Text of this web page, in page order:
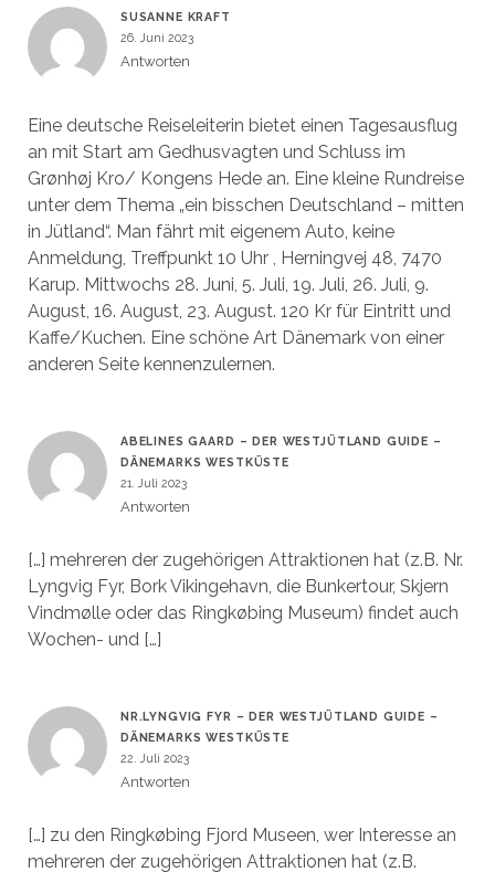
SUSANNE KRAFT
26. Juni 2023
Antworten
Eine deutsche Reiseleiterin bietet einen Tagesausflug
an mit Start am Gedhusvagten und Schluss im
Grønhøj Kro/ Kongens Hede an. Eine kleine Rundreise
unter dem Thema „ein bisschen Deutschland – mitten
in Jütland“. Man fährt mit eigenem Auto, keine
Anmeldung, Treffpunkt 10 Uhr , Herningvej 48, 7470
Karup. Mittwochs 28. Juni, 5. Juli, 19. Juli, 26. Juli, 9.
August, 16. August, 23. August. 120 Kr für Eintritt und
Kaffe/Kuchen. Eine schöne Art Dänemark von einer
anderen Seite kennenzulernen.
ABELINES GAARD – DER WESTJÜTLAND GUIDE –
DÄNEMARKS WESTKÜSTE
21. Juli 2023
Antworten
[…] mehreren der zugehörigen Attraktionen hat (z.B. Nr.
Lyngvig Fyr, Bork Vikingehavn, die Bunkertour, Skjern
Vindmølle oder das Ringkøbing Museum) findet auch
Wochen- und […]
NR.LYNGVIG FYR – DER WESTJÜTLAND GUIDE –
DÄNEMARKS WESTKÜSTE
22. Juli 2023
Antworten
[…] zu den Ringkøbing Fjord Museen, wer Interesse an
mehreren der zugehörigen Attraktionen hat (z.B.